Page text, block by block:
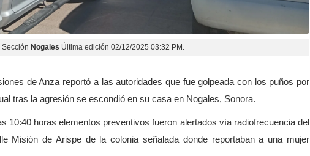
, Sección Nogales Última edición 02/12/2025 03:32 PM.
de Anza reportó a las autoridades que fue golpeada con los puños por
tras la agresión se escondió en su casa en Nogales, Sonora.
10:40 horas elementos preventivos fueron alertados vía radiofrecuencia del
Misión de Arispe de la colonia señalada donde reportaban a una mujer